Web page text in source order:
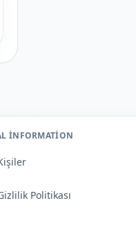
INFORMATION
Politikası